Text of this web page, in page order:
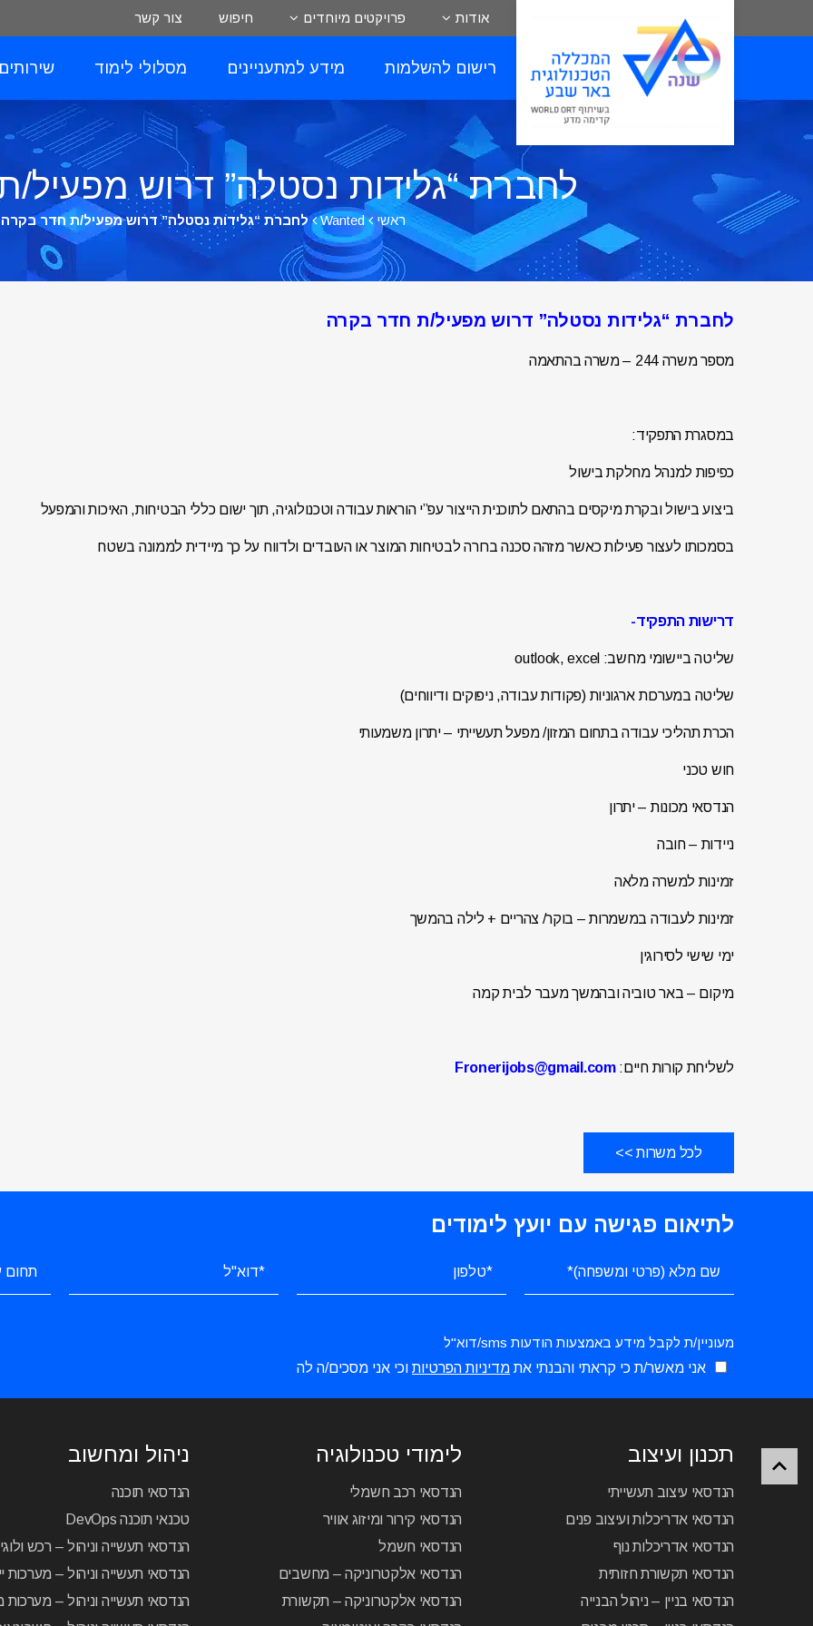
אודות פרויקטים מיוחדים חיפוש צור קשר
רישום להשלמות מידע למתעניינים מסלולי לימוד
לחברת “גלידות נסטלה” דרוש
ראשי Wanted לחברת “גלידות נסטלה” דרוש מפעיל/ת חדר בקרה
לחברת “גלידות נסטלה” דרוש מפעיל/ת חדר בקרה
מספר משרה 244 – משרה בהתאמה
במסגרת התפקיד:
כפיפות למנהל מחלקת בישול
ביצוע בישול ובקרת מיקסים בהתאם לתוכנית הייצור עפ”י הוראות עבודה וטכנולוגיה, תוך ישום כללי הבטיחות, האיכות והמפעל
בסמכותו לעצור פעילות כאשר מזהה סכנה ברורה לבטיחות המוצר או העובדים ולדווח על כך מיידית לממונה בשטח
דרישות התפקיד-
שליטה ביישומי מחשב: outlook, excel
שליטה במערכות ארגוניות (פקודות עבודה, ניפוקים ודיווחים)
הכרת תהליכי עבודה בתחום המזון/ מפעל תעשייתי – יתרון משמעותי
חוש טכני
הנדסאי מכונות – יתרון
ניידות – חובה
זמינות למשרה מלאה
זמינות לעבודה במשמרות – בוקר/ צהריים + לילה בהמשך
ימי שישי לסירוגין
מיקום – באר טוביה ובהמשך מעבר לבית קמה
לשליחת קורות חיים:Fronerijobs@gmail.com
לכל משרות >>
לתיאום פגישה עם יועץ לימודים
מעוניין/ת לקבל מידע באמצעות הודעות sms/דוא"ל
אני מאשר/ת כי קראתי והבנתי את מדיניות הפרטיות וכי אני מסכים/ה לה
תכנון ועיצוב
הנדסאי עיצוב תעשייתי
הנדסאי אדריכלות ועיצוב פנים
הנדסאי אדריכלות נוף
הנדסאי תקשורת חזותית
הנדסאי בניין – ניהול הבנייה
לימודי טכנולוגיה
הנדסאי רכב חשמלי
הנדסאי קירור ומיזוג אוויר
הנדסאי חשמל
הנדסאי אלקטרוניקה – מחשבים
הנדסאי אלקטרוניקה – תקשורת
ניהול ומחשוב
הנדסאי תוכנה
טכנאי תוכנה DevOps
הנדסאי תעשייה וניהול – רכש
הנדסאי תעשייה וניהול – מערכות
הנדסאי תעשייה וניהול – מערכות